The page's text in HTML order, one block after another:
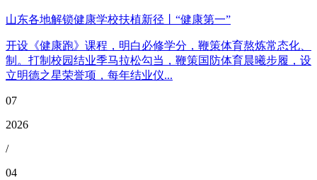
山东各地解锁健康学校扶植新径丨“健康第一”
开设《健康跑》课程，明白必修学分，鞭策体育熬炼常态化、
制。打制校园结业季马拉松勾当，鞭策国防体育晨曦步履，设
立明德之星荣誉项，每年结业仪...
07
2026
/
04